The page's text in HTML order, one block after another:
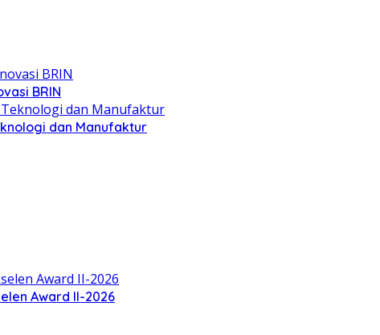
BRIN
dan Manufaktur
Award II-2026